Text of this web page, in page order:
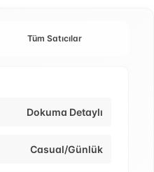
Tüm Satıcılar
Dokuma Detaylı
Casual/Günlük